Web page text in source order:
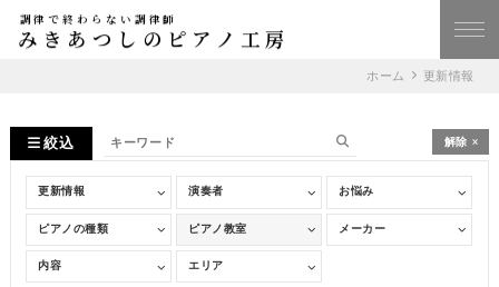
調律で終わらない調律師
みきあつしのピアノ工房
ホーム 更新情報
絞込 解除